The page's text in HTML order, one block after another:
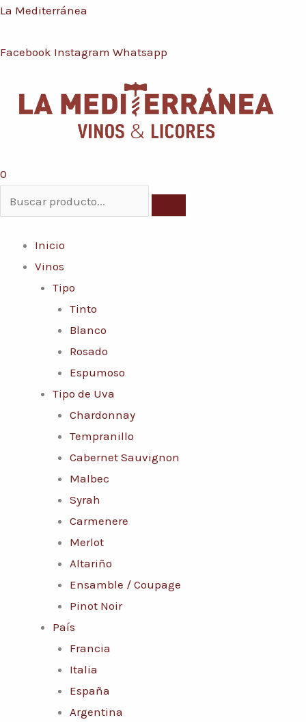
Ir
contenido
La Mediterránea
Facebook Instagram Whatsapp
0
Inicio
Vinos
Tipo
Tinto
Blanco
Rosado
Espumoso
Tipo de Uva
Chardonnay
Tempranillo
Cabernet Sauvignon
Malbec
Syrah
Carmenere
Merlot
Altariño
Ensamble / Coupage
Pinot Noir
País
Francia
Italia
España
Argentina
Menú